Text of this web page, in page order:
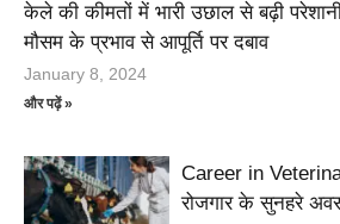
केले की कीमतों में भारी उछाल से बढ़ी
मौसम के प्रभाव से आपूर्ति पर दबाव
January 8, 2024
और पढ़ें »
Career in
रोजगार के सुनहरे